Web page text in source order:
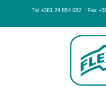
Tel.+381 24 854 082 Fax